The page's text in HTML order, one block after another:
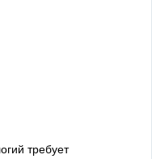
требует